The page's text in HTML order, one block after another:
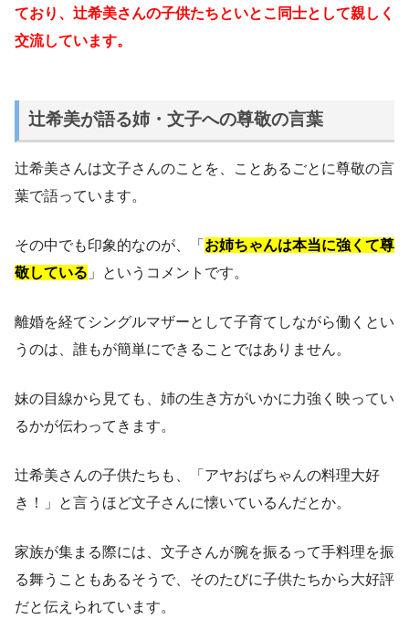
ており、辻希美さんの子供たちといとこ同士として親しく
交流しています。
辻希美が語る姉・文子への尊敬の言葉
辻希美さんは文子さんのことを、ことあるごとに尊敬の言
葉で語っています。
その中でも印象的なのが、「 お姉ちゃんは本当に強くて尊
敬している 」というコメントです。
離婚を経てシングルマザーとして子育てしながら働くとい
うのは、誰もが簡単にできることではありません。
妹の目線から見ても、姉の生き方がいかに力強く映ってい
るかが伝わってきます。
辻希美さんの子供たちも、「アヤおばちゃんの料理大好
き！」と言うほど文子さんに懐いているんだとか。
家族が集まる際には、文子さんが腕を振るって手料理を振
る舞うこともあるそうで、そのたびに子供たちから大好評
だと伝えられています。